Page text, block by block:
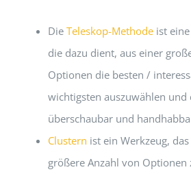
Die Teleskop-Methodeist eine
die dazu dient, aus einer
Optionen die besten /
wichtigsten auszuwählen und
überschaubar und
Clustern ist ein Werkzeug,
größere Anzahl von Optionen